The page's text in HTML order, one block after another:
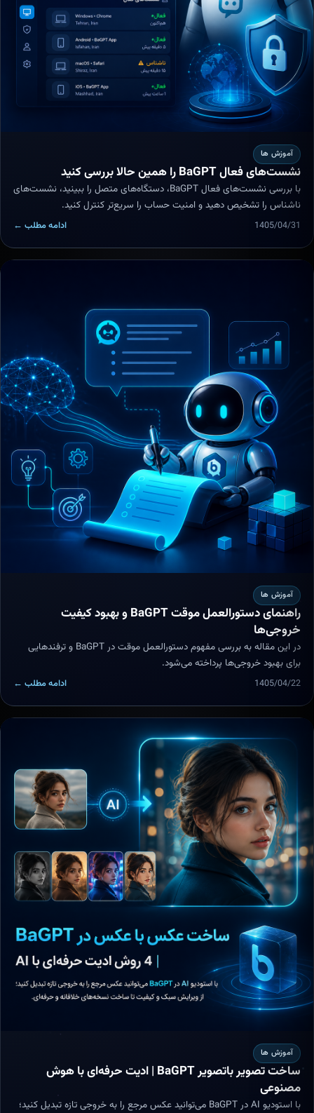
آموزش ها
نشست‌های فعال BaGPT را همین حالا بررسی کنید
با بررسی نشست‌های فعال BaGPT، دستگاه‌های متصل را ببینید، نشست‌های
ناشناس را تشخیص دهید و امنیت حساب را سریع‌تر کنترل کنید.
1405/04/31 ادامه مطلب ←
آموزش ها
راهنمای دستورالعمل موقت BaGPT و بهبود کیفیت
خروجی‌ها
در این مقاله به بررسی مفهوم دستورالعمل موقت در BaGPT و ترفندهایی
برای بهبود خروجی‌ها پرداخته می‌شود.
1405/04/22 ادامه مطلب ←
آموزش ها
ساخت تصویر باتصویر BaGPT | ادیت حرفه‌ای با هوش
مصنوعی
با استودیو AI در BaGPT می‌توانید عکس مرجع را به خروجی تازه تبدیل کنید؛